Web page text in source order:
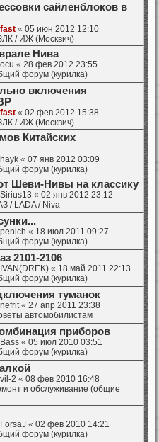
сайленблоков в
fast « 05 июн 2012 12:10
/ ИЖ (Москвич)
Нива
ocu « 28 фев 2012 23:55
форум (курилка)
включения
fast « 02 фев 2012 15:38
/ ИЖ (Москвич)
Китайских
hayk « 07 янв 2012 03:09
форум (курилка)
Шеви-Нивы на классику
Sirius13 « 02 янв 2012 23:12
/ LADA / Niva
penich « 18 июл 2011 09:27
форум (курилка)
2101-2106
IVAN(DREK) « 18 май 2011 22:13
форум (курилка)
туманок
nefrit« 27 апр 2011 23:38
автомобилистам
приборов
Bass « 05 июл 2010 03:51
форум (курилка)
vil-2 « 08 фев 2010 16:48
и обслуживание (общие
ForsaJ « 02 фев 2010 14:21
форум (курилка)